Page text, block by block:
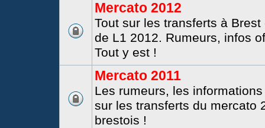
Mercato 2012
Tout sur les transferts à
de L1 2012. Rumeurs, infos
Tout y est !
Mercato 2011
Les rumeurs, les
sur les transferts du mercato
brestois !